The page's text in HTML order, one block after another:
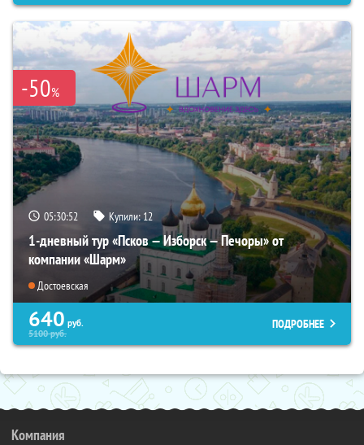
-50%
05:30:50 Купили:12
1-дневный тур «Псков — Изборск — Печоры» от
компании «Шарм»
Достоевская
640 руб.
5100руб.
ПОДРОБНЕЕ
Компания